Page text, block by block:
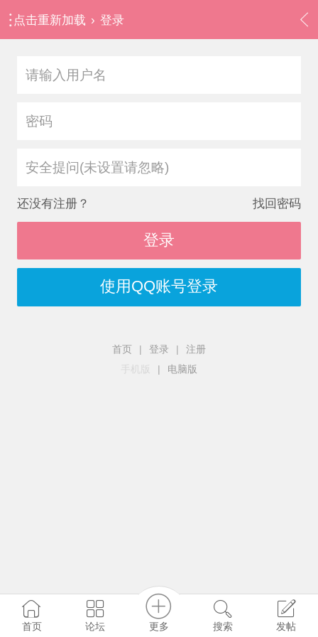
点击重新加载 › 登录
安全提问(未设置请忽略)
还没有注册？ 找回密码
登录
使用QQ账号登录
首页 | 登录 |
注册
手机版
| 电脑版
首页 论坛 更多 搜索 发帖